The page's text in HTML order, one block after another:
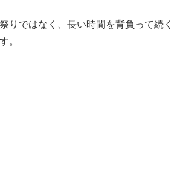
りではなく、長い時間を背負って続く
。